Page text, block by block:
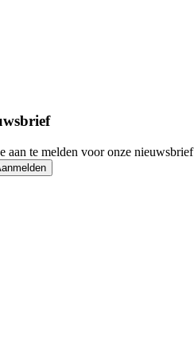
aan te melden voor onze nieuwsbrief